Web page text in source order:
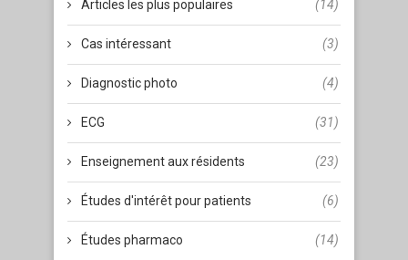
Articles les plus populaires (14)
Cas intéressant (3)
Diagnostic photo (4)
ECG (31)
Enseignement aux résidents (23)
Études d'intérêt pour patients (6)
Études pharmaco (14)